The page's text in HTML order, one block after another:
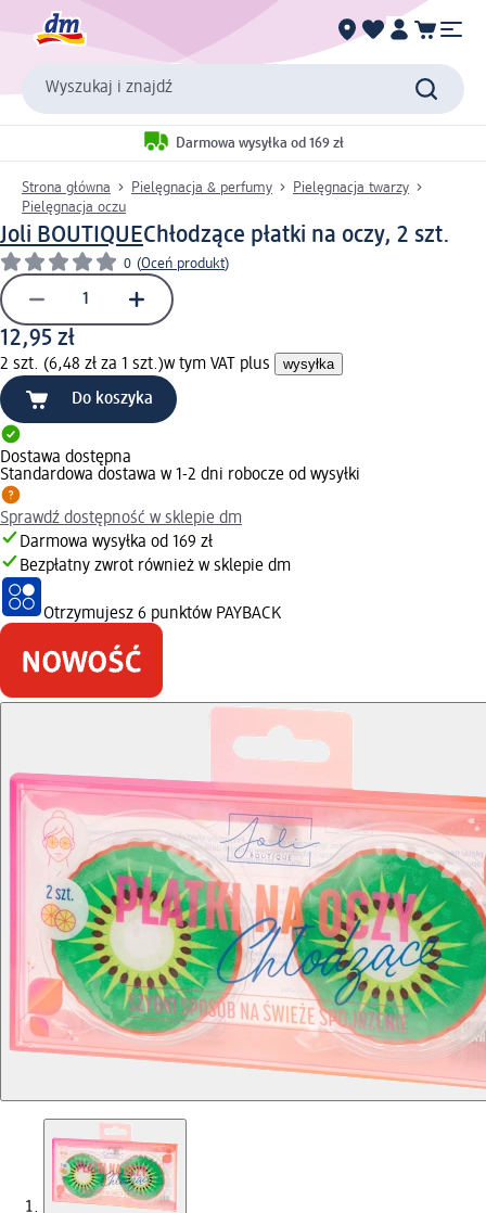
Wyszukaj i znajdź
Darmowa wysyłka od 169 zł
Strona główna Pielęgnacja & perfumy
Pielęgnacja twarzy
Pielęgnacja oczu
Joli BOUTIQUEChłodzące płatki na oczy, 2 szt.
0 (Oceń produkt)
12,95 zł
2 szt. (6,48 zł za 1 szt.)w tym VAT plus wysyłka
Do koszyka
Dostawa dostępna
Standardowa dostawa w 1-2 dni robocze od wysyłki
Sprawdź dostępność w sklepie dm
Darmowa wysyłka od 169 zł
Bezpłatny zwrot również w sklepie dm
Otrzymujesz 6 punktów PAYBACK